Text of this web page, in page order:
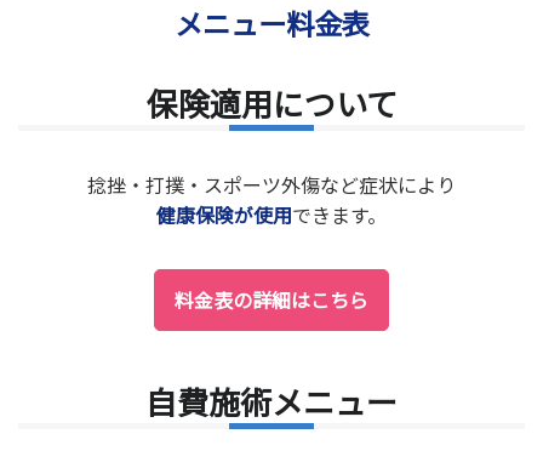
メニュー料金表
保険適用について
捻挫・打撲・スポーツ外傷など症状により
健康保険が使用できます。
料金表の詳細はこちら
自費施術メニュー